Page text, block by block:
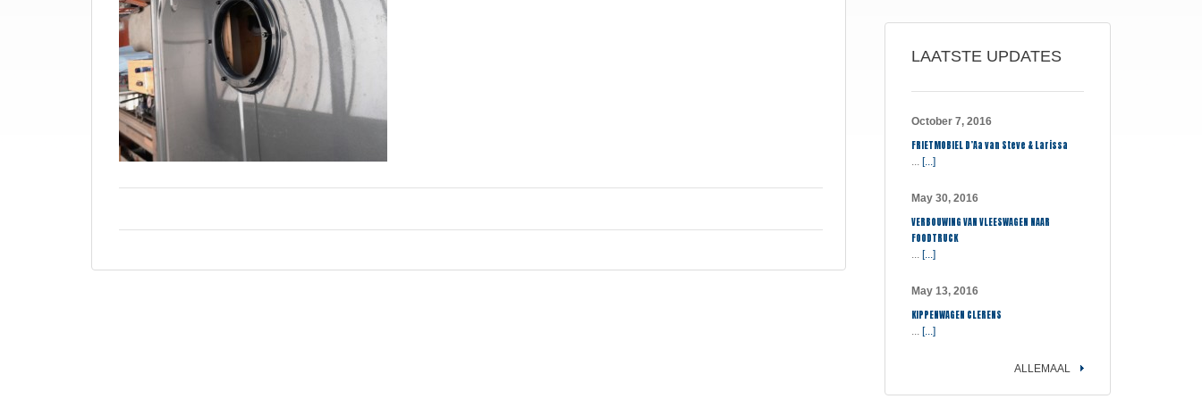
LAATSTE UPDATES
October 7, 2016
FRIETMOBIEL D’Aa van Steve & Larissa
... [...]
May 30, 2016
VERBOUWING VAN VLEESWAGEN NAAR
FOODTRUCK
... [...]
May 13, 2016
KIPPENWAGEN CLERENS
... [...]
ALLEMAAL